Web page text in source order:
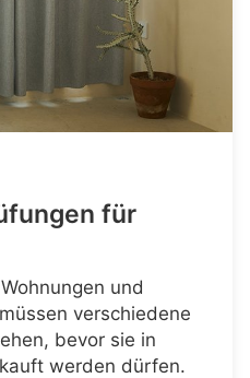
für
und
verschiedene
bevor sie in
werden dürfen.